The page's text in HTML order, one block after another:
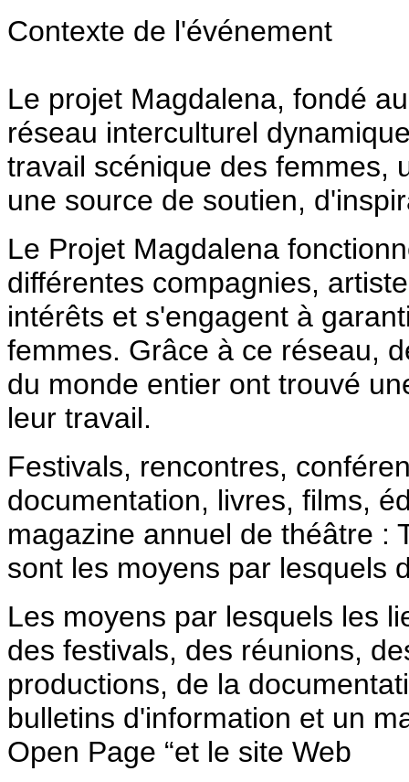
Contexte de l'événement
Le projet Magdalena, fondé
réseau interculturel
travail scénique des femmes,
une source de soutien,
Le Projet Magdalena
différentes compagnies,
intérêts et s'engagent à
femmes. Grâce à ce réseau,
du monde entier ont trouvé
leur travail.
Festivals, rencontres,
documentation, livres, films,
magazine annuel de théâtre :
sont les moyens par lesquels
Les moyens par lesquels les
des festivals, des réunions,
productions, de la
bulletins d'information et un
Open Page “et le site Web